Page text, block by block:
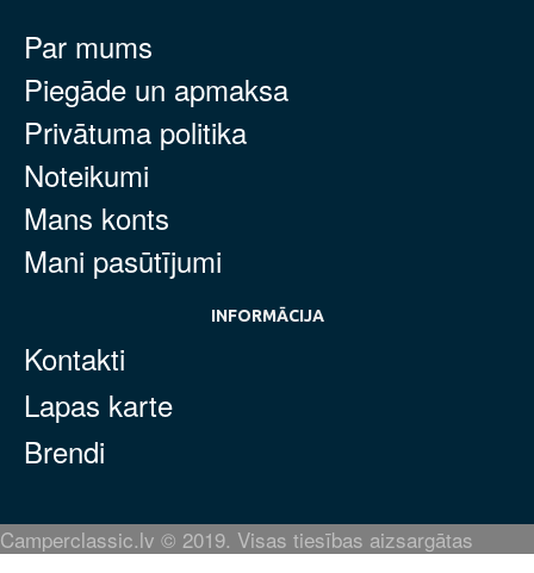
Par mums
Piegāde un apmaksa
Privātuma politika
Noteikumi
Mans konts
Mani pasūtījumi
INFORMĀCIJA
Kontakti
Lapas karte
Brendi
Camperclassic.lv © 2019. Visas tiesības aizsargātas